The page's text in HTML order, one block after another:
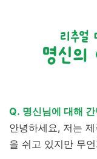
Q. 명신님에 대해
안녕하세요, 저는
을 쉬고 있지만 무